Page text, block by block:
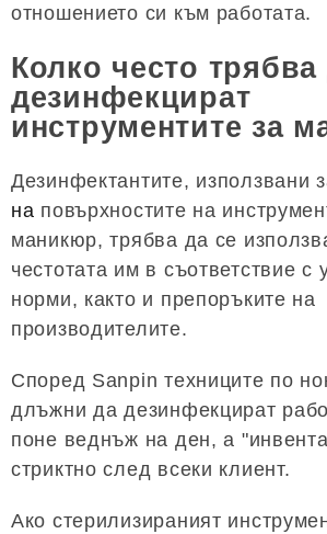
отношението си към работата.
Колко често трябва
дезинфекцират
инструментите за
Дезинфектантите, използвани
на повърхностите на
маникюр, трябва да се
честотата им в съответствие с
норми, както и препоръките на
производителите.
Според Sanpin техниците по
длъжни да дезинфекцират
поне веднъж на ден, а
стриктно след всеки клиент.
Ако стерилизираният